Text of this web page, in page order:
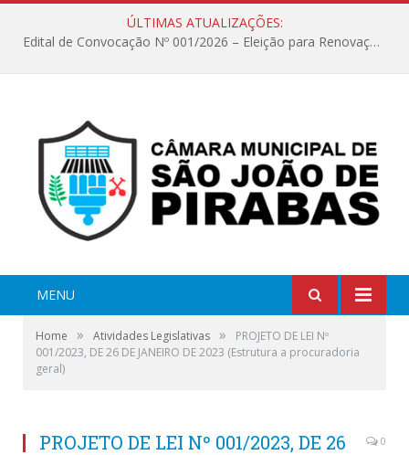
ÚLTIMAS ATUALIZAÇÕES:
Edital de Convocação Nº 001/2026 – Eleição para Renovação da Mesa Diretora – Biênio 2027/2028
MENU
Home » Atividades Legislativas »
PROJETO DE LEI Nº
001/2023, DE 26 DE JANEIRO DE 2023 (Estrutura a procuradoria
geral)
PROJETO DE LEI Nº 001/2023, DE 26
0